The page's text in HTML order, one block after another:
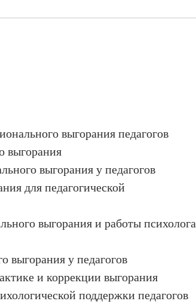
выгорания педагогов
выгорания
выгорания у педагогов
для педагогической
выгорания и работы психолога
выгорания у педагогов
и коррекции выгорания
поддержки педагогов